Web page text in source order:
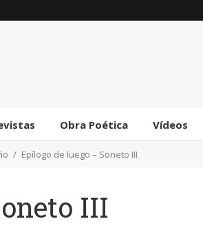
Obra Poética Vídeos
Epílogo de luego – Soneto III
III